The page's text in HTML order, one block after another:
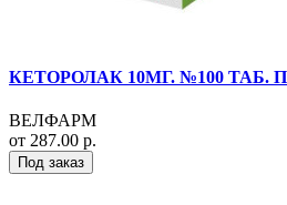
КЕТОРОЛАК 10МГ. №100 ТАБ.
ВЕЛФАРМ
от 287.00 р.
Под заказ